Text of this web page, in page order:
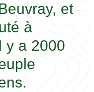
et
à
y a 2000